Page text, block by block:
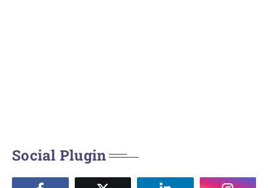
Social Plugin